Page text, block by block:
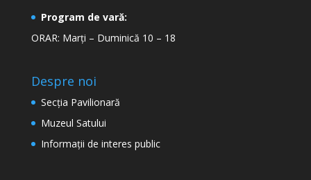
Program de vară:
ORAR: Marți – Duminică 10 – 18
Despre noi
Secţia Pavilionară
Muzeul Satului
Informaţii de interes public